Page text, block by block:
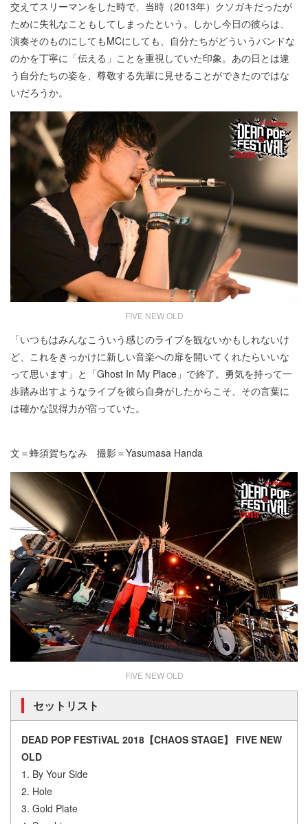
交えてスリーマンをした時で、当時（2013年）クソガキだったが
ために失礼なこともしてしまったという。しかし今日の彼らは、
演奏そのものにしてもMCにしても、自分たちがどういうバンドな
のかを丁寧に「伝える」ことを重視していた印象。あの日とは違
う自分たちの姿を、尊敬する先輩に見せることができたのではな
いだろうか。
FIVE NEW OLD
「いつもはみんなこういう感じのライブを観ないかもしれないけ
ど、これをきっかけに新しい音楽への扉を開いてくれたらいいな
って思います」と「Ghost In My Place」で終了。勇気を持って一
歩踏み出すようなライブを彼ら自身がしたからこそ、その言葉に
は確かな説得力が宿っていた。
文＝蜂須賀ちなみ 撮影＝Yasumasa Handa
FIVE NEW OLD
セットリスト
DEAD POP FESTiVAL 2018【CHAOS STAGE】 FIVE NEW
OLD
1. By Your Side
2. Hole
3. Gold Plate